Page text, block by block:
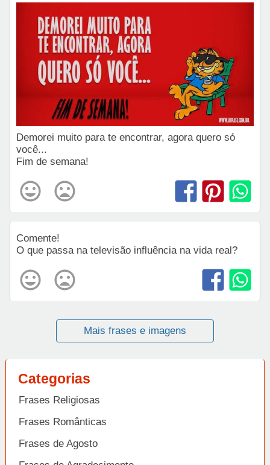
Demorei muito para te encontrar, agora quero só
você...
Fim de semana!
Comente!
O que passa na televisão influência na vida real?
Mais frases e imagens
Categorias
Frases Religiosas
Frases Românticas
Frases de Agosto